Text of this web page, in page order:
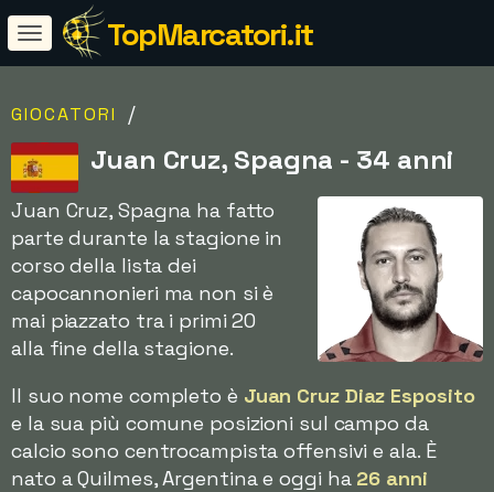
TopMarcatori.it
GIOCATORI /
Juan Cruz, Spagna - 34 anni
Juan Cruz, Spagna ha fatto
parte durante la stagione in
corso della lista dei
capocannonieri ma non si è
mai piazzato tra i primi 20
alla fine della stagione.
Il suo nome completo è Juan Cruz Diaz Esposito
e la sua più comune posizioni sul campo da
calcio sono centrocampista offensivi e ala. È
nato a Quilmes, Argentina e oggi ha 26 anni